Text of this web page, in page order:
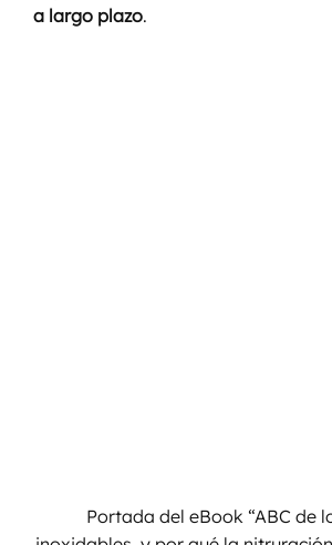
a largo plazo.
Portada del eBook “ABC de